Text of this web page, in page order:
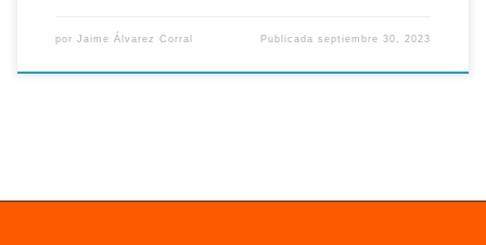
por Jaime Álvarez Corral Publicadaseptiembre 30, 2023